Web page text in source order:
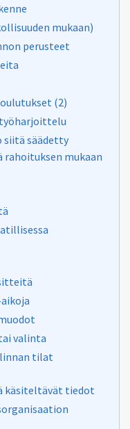
mukaan)
perusteet
(2)
siitä säädetty
rahoituksen mukaan
valinta
tilat
käsiteltävät tiedot